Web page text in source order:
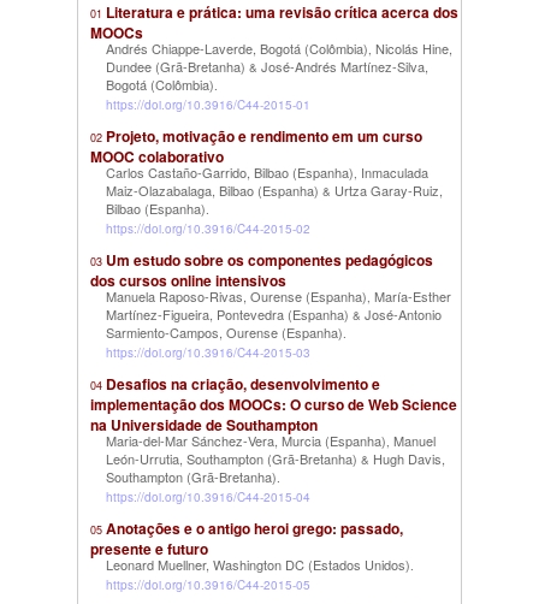
01 Literatura e prática: uma revisão crítica acerca dos
MOOCs
Andrés Chiappe-Laverde, Bogotá (Colômbia), Nicolás Hine,
Dundee (Grã-Bretanha) & José-Andrés Martínez-Silva,
Bogotá (Colômbia).
https://doi.org/10.3916/C44-2015-01
02 Projeto, motivação e rendimento em um curso
MOOC colaborativo
Carlos Castaño-Garrido, Bilbao (Espanha), Inmaculada
Maiz-Olazabalaga, Bilbao (Espanha) & Urtza Garay-Ruiz,
Bilbao (Espanha).
https://doi.org/10.3916/C44-2015-02
03 Um estudo sobre os componentes pedagógicos
dos cursos online intensivos
Manuela Raposo-Rivas, Ourense (Espanha), María-Esther
Martínez-Figueira, Pontevedra (Espanha) & José-Antonio
Sarmiento-Campos, Ourense (Espanha).
https://doi.org/10.3916/C44-2015-03
04 Desafios na criação, desenvolvimento e
implementação dos MOOCs: O curso de Web Science
na Universidade de Southampton
Maria-del-Mar Sánchez-Vera, Murcia (Espanha), Manuel
León-Urrutia, Southampton (Grã-Bretanha) & Hugh Davis,
Southampton (Grã-Bretanha).
https://doi.org/10.3916/C44-2015-04
05 Anotações e o antigo heroi grego: passado,
presente e futuro
Leonard Muellner, Washington DC (Estados Unidos).
https://doi.org/10.3916/C44-2015-05